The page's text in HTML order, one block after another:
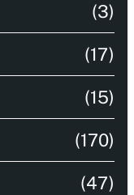
(3)
(17)
(15)
(170)
(47)